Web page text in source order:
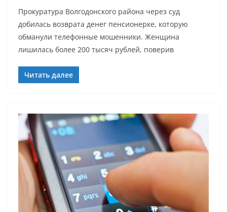
Прокуратура Волгодонского района через суд
добилась возврата денег пенсионерке, которую
обманули телефонные мошенники. Женщина
лишилась более 200 тысяч рублей, поверив
Читать далее